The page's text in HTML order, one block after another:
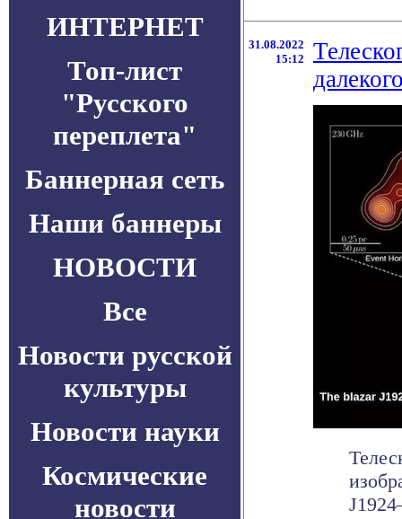
ИНТЕРНЕТ
Топ-лист
"Русского
переплета"
Баннерная сеть
Наши баннеры
НОВОСТИ
Все
Новости русской
культуры
Новости науки
Космические
новости
31.08.2022
15:12